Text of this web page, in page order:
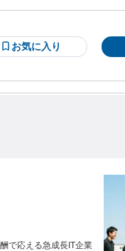
丁寧にお伝えします。
しますので、 分から
来ない ・連休取得メ
酒
長を続け
る事業であり、 既に
、海外出店も予定し
お気に入り
で応える急成長IT企業